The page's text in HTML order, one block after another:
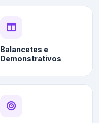
Balancetes e
Demonstrativos